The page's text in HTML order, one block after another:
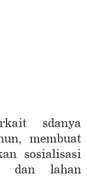
sdanya
membuat
sosialisasi
dan lahan